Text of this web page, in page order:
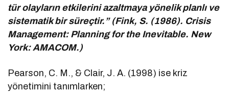
tür olayların etkilerini azaltmaya yönelik planlı ve
sistematik bir süreçtir.” (Fink, S. (1986). Crisis
Management: Planning for the Inevitable. New
York: AMACOM.)
Pearson, C. M., & Clair, J. A. (1998) ise kriz
yönetimini tanımlarken;